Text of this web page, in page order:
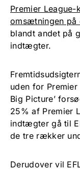
Premier
omsætningen på
blandt andet på
indtægter.
uden for
Big Picture’
25% af Premier
indtægter gå til
de tre rækker
Derudover vil